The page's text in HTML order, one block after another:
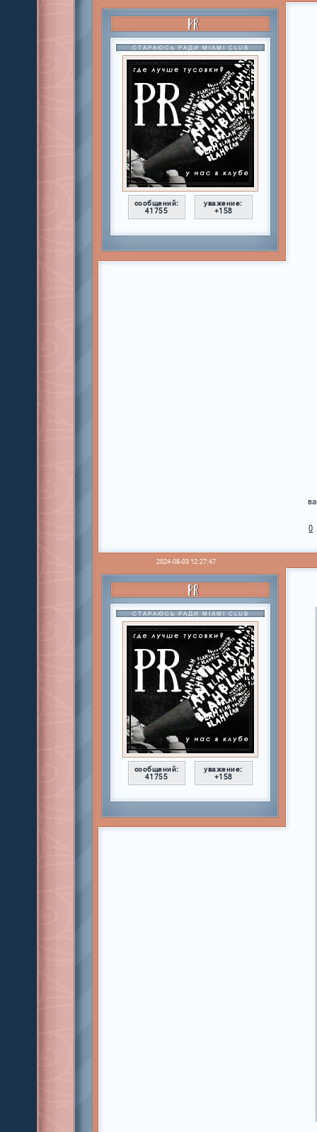
PR
СТАРАЮСЬ РАДИ MIAMI CLUB
сообщений:
41755
уважение:
+158
0
2024-08-03 12:27:47
PR
СТАРАЮСЬ РАДИ MIAMI CLUB
сообщений:
41755
уважение:
+158